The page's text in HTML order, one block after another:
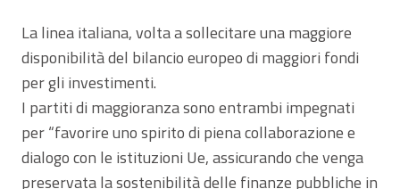
La linea italiana, volta a sollecitare una maggiore
disponibilità del bilancio europeo di maggiori fondi
per gli investimenti.
I partiti di maggioranza sono entrambi impegnati
per “favorire uno spirito di piena collaborazione e
dialogo con le istituzioni Ue, assicurando che venga
preservata la sostenibilità delle finanze pubbliche in